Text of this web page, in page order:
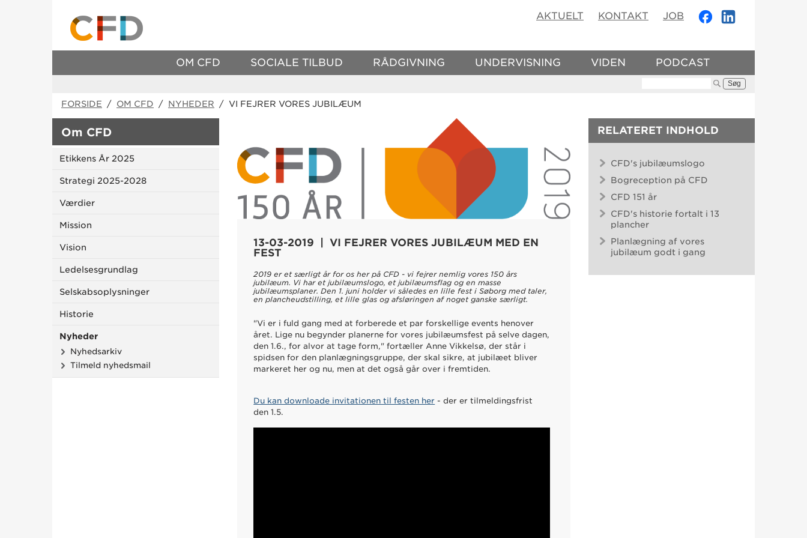
AKTUELT KONTAKT JOB
OM CFD SOCIALE TILBUD RÅDGIVNING UNDERVISNING VIDEN PODCAST
FORSIDE / OM CFD / NYHEDER / VI FEJRER VORES JUBILÆUM
Om CFD
Etikkens År 2025
Strategi 2025-2028
Værdier
Mission
Vision
Ledelsesgrundlag
Selskabsoplysninger
Historie
Nyheder
Nyhedsarkiv
Tilmeld nyhedsmail
13-03-2019 | VI FEJRER VORES JUBILÆUM MED EN
FEST
2019 er et særligt år for os her på CFD - vi fejrer nemlig vores 150 års
jubilæum. Vi har et jubilæumslogo, et jubilæumsflag og en masse
jubilæumsplaner. Den 1. juni holder vi således en lille fest i Søborg med taler,
en plancheudstilling, et lille glas og afsløringen af noget ganske særligt.
"Vi er i fuld gang med at forberede et par forskellige events henover
året. Lige nu begynder planerne for vores jubilæumsfest på selve dagen,
den 1.6., for alvor at tage form," fortæller Anne Vikkelsø, der står i
spidsen for den planlægningsgruppe, der skal sikre, at jubilæet bliver
markeret her og nu, men at det også går over i fremtiden.
Du kan downloade invitationen til festen her - der er tilmeldingsfrist
den 1.5.
RELATERET INDHOLD
CFD's jubilæumslogo
Bogreception på CFD
CFD 151 år
CFD's historie fortalt i 13
plancher
Planlægning af vores
jubilæum godt i gang